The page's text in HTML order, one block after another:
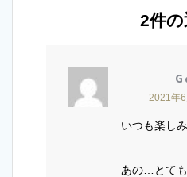
2件の
2021年
いつも楽し
あの…とて